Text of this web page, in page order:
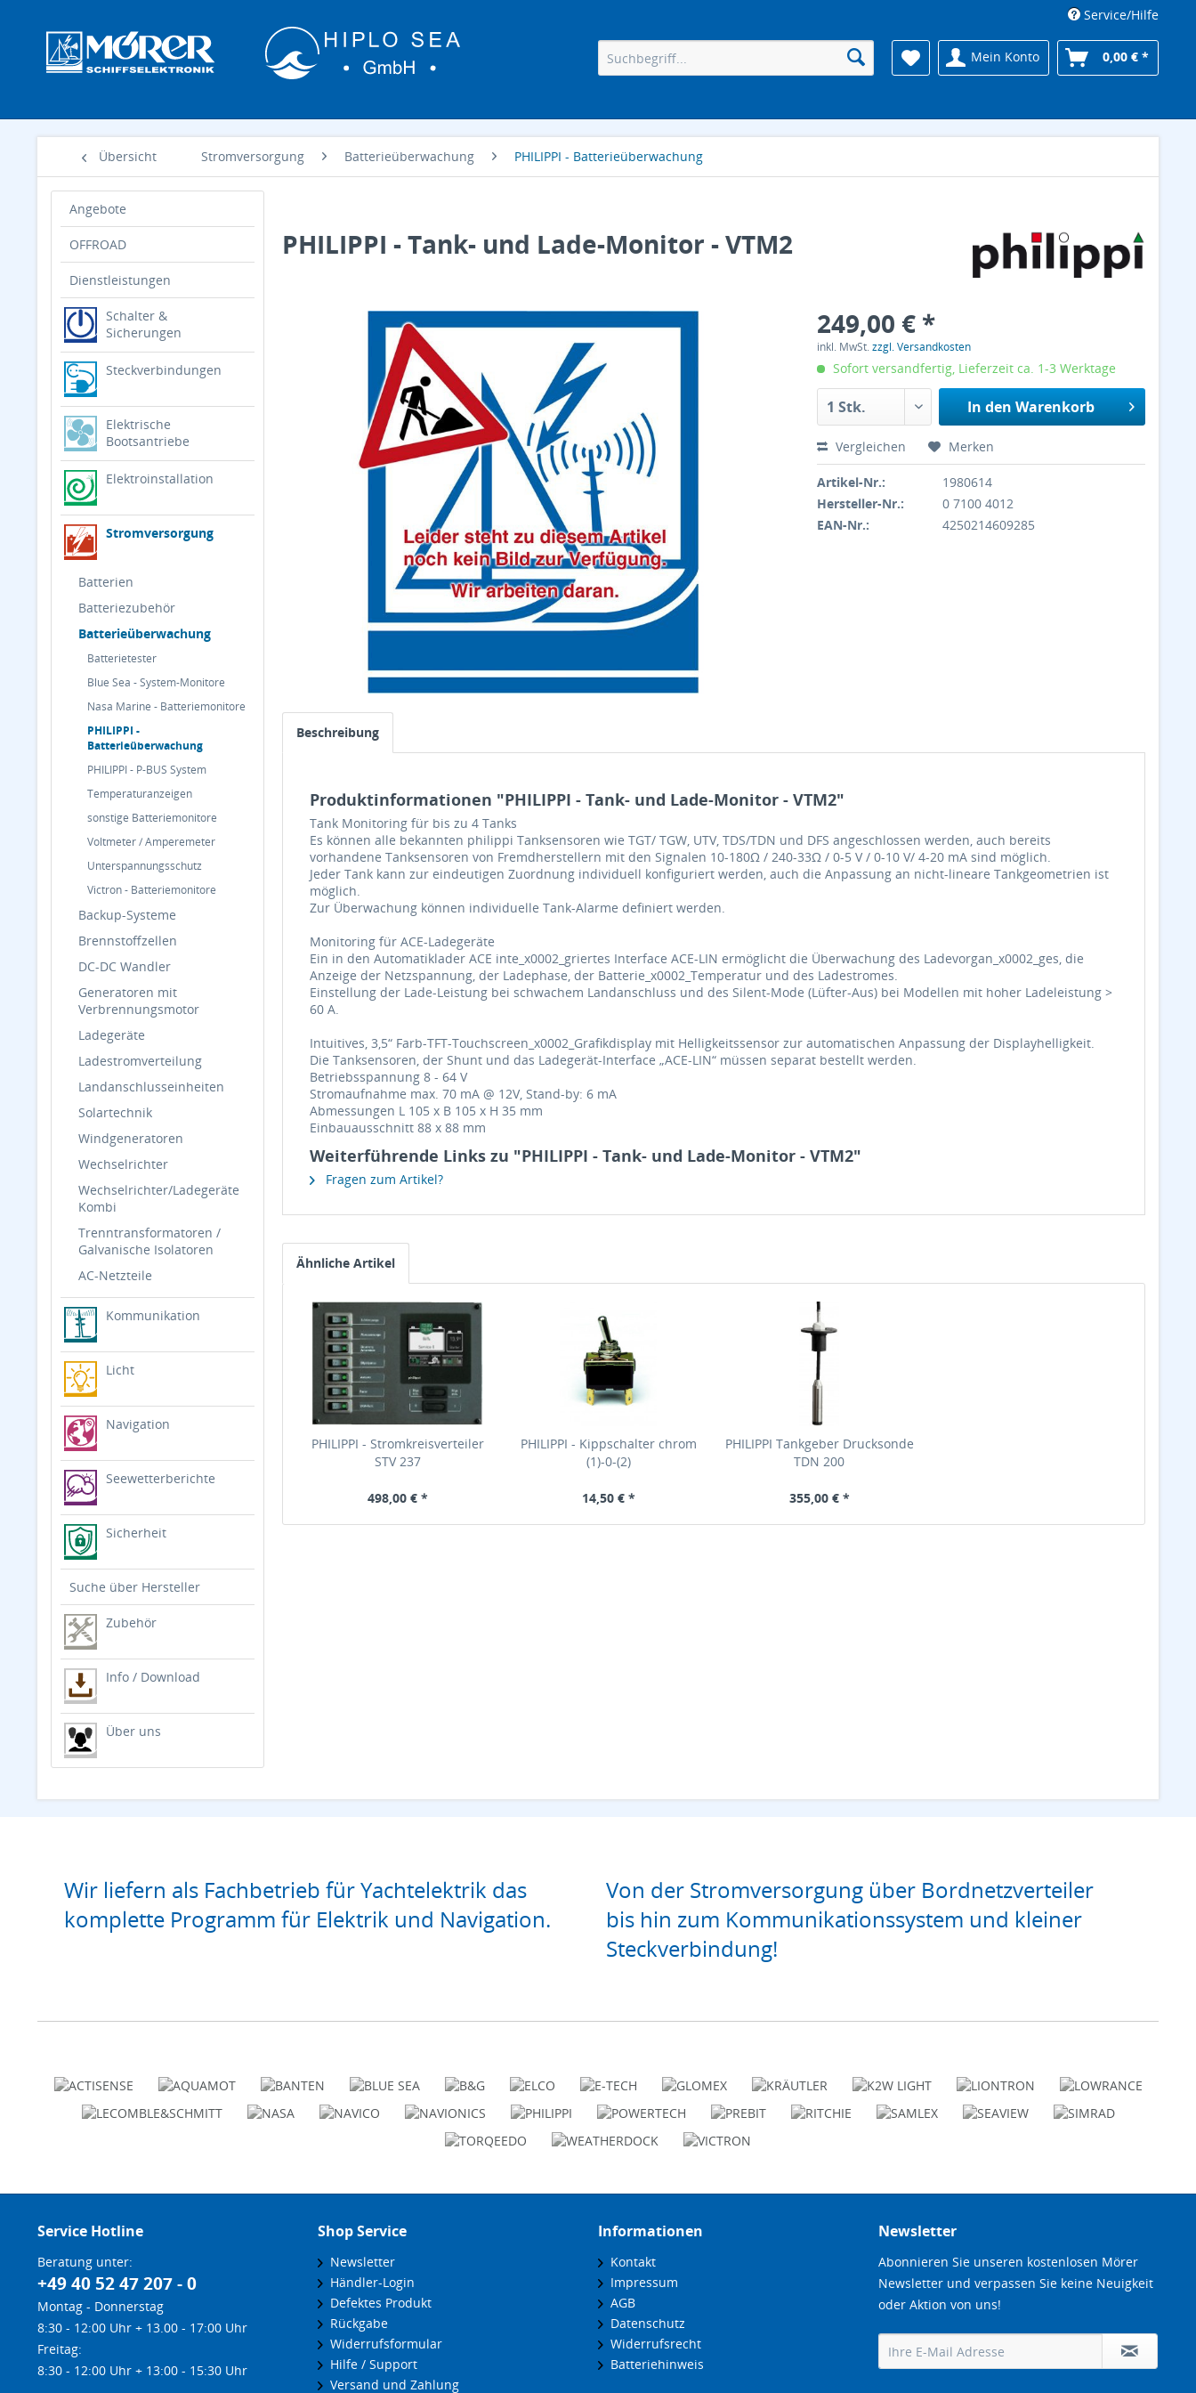
Service/Hilfe
Mein Konto 0,00 € *
Übersicht Stromversorgung Batterieüberwachung PHILIPPI - Batterieüberwachung
Angebote
OFFROAD
Dienstleistungen
Schalter &
Sicherungen
Steckverbindungen
Elektrische
Bootsantriebe
Elektroinstallation
Stromversorgung
Batterien
Batteriezubehör
Batterieüberwachung
Batterietester
Blue Sea - System-Monitore
Nasa Marine - Batteriemonitore
PHILIPPI -
Batterieüberwachung
PHILIPPI - P-BUS System
Temperaturanzeigen
sonstige Batteriemonitore
Voltmeter / Amperemeter
Unterspannungsschutz
Victron - Batteriemonitore
Backup-Systeme
Brennstoffzellen
DC-DC Wandler
Generatoren mit
Verbrennungsmotor
Ladegeräte
Ladestromverteilung
Landanschlusseinheiten
Solartechnik
Windgeneratoren
Wechselrichter
Wechselrichter/Ladegeräte
Kombi
Trenntransformatoren /
Galvanische Isolatoren
AC-Netzteile
Kommunikation
Licht
Navigation
Seewetterberichte
Sicherheit
Suche über Hersteller
Zubehör
Info / Download
Über uns
PHILIPPI - Tank- und Lade-Monitor - VTM2
249,00 € *
inkl. MwSt.zzgl. Versandkosten
Sofort versandfertig, Lieferzeit ca. 1-3 Werktage
In den Warenkorb
Vergleichen Merken
Artikel-Nr.:
1980614
Hersteller-Nr.:
0 7100 4012
EAN-Nr.:
4250214609285
Beschreibung
Produktinformationen "PHILIPPI - Tank- und Lade-Monitor - VTM2"
Tank Monitoring für bis zu 4 Tanks
Es können alle bekannten philippi Tanksensoren wie TGT/ TGW, UTV, TDS/TDN und DFS angeschlossen werden, auch bereits
vorhandene Tanksensoren von Fremdherstellern mit den Signalen 10-180Ω / 240-33Ω / 0-5 V / 0-10 V/ 4-20 mA sind möglich.
Jeder Tank kann zur eindeutigen Zuordnung individuell konfiguriert werden, auch die Anpassung an nicht-lineare Tankgeometrien ist
möglich.
Zur Überwachung können individuelle Tank-Alarme definiert werden.
Monitoring für ACE-Ladegeräte
Ein in den Automatiklader ACE inte_x0002_griertes Interface ACE-LIN ermöglicht die Überwachung des Ladevorgan_x0002_ges, die
Anzeige der Netzspannung, der Ladephase, der Batterie_x0002_Temperatur und des Ladestromes.
Einstellung der Lade-Leistung bei schwachem Landanschluss und des Silent-Mode (Lüfter-Aus) bei Modellen mit hoher Ladeleistung >
60 A.
Intuitives, 3,5“ Farb-TFT-Touchscreen_x0002_Grafikdisplay mit Helligkeitssensor zur automatischen Anpassung der Displayhelligkeit.
Die Tanksensoren, der Shunt und das Ladegerät-Interface „ACE-LIN“ müssen separat bestellt werden.
Betriebsspannung 8 - 64 V
Stromaufnahme max. 70 mA @ 12V, Stand-by: 6 mA
Abmessungen L 105 x B 105 x H 35 mm
Einbauausschnitt 88 x 88 mm
Weiterführende Links zu "PHILIPPI - Tank- und Lade-Monitor - VTM2"
Fragen zum Artikel?
Ähnliche Artikel
PHILIPPI - Stromkreisverteiler
STV 237
498,00 € *
PHILIPPI - Kippschalter chrom
(1)-0-(2)
14,50 € *
PHILIPPI Tankgeber Drucksonde
TDN 200
355,00 € *
Wir liefern als Fachbetrieb für Yachtelektrik das
komplette Programm für Elektrik und Navigation.
Von der Stromversorgung über Bordnetzverteiler
bis hin zum Kommunikationssystem und kleiner
Steckverbindung!
Service Hotline
Beratung unter:
+49 40 52 47 207 - 0
Montag - Donnerstag
8:30 - 12:00 Uhr + 13.00 - 17:00 Uhr
Freitag:
8:30 - 12:00 Uhr + 13:00 - 15:30 Uhr
Shop Service
Newsletter
Händler-Login
Defektes Produkt
Rückgabe
Widerrufsformular
Hilfe / Support
Versand und Zahlung
Informationen
Kontakt
Impressum
AGB
Datenschutz
Widerrufsrecht
Batteriehinweis
Newsletter
Abonnieren Sie unseren kostenlosen Mörer
Newsletter und verpassen Sie keine Neuigkeit
oder Aktion von uns!